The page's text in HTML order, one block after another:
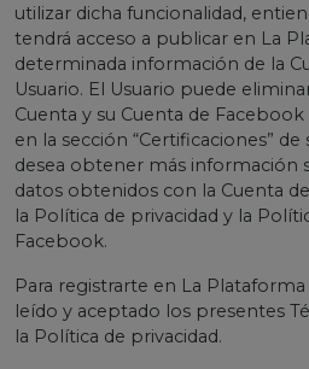
utilizar dicha funcionalidad,
tendrá acceso a publicar en La
determinada información de la
Usuario. El Usuario puede
Cuenta y su Cuenta de
en la sección “Certificaciones” de
desea obtener más información
datos obtenidos con la Cuenta
la Política de privacidad y la
Facebook.
Para registrarte en La
leído y aceptado los presentes
la Política de privacidad.